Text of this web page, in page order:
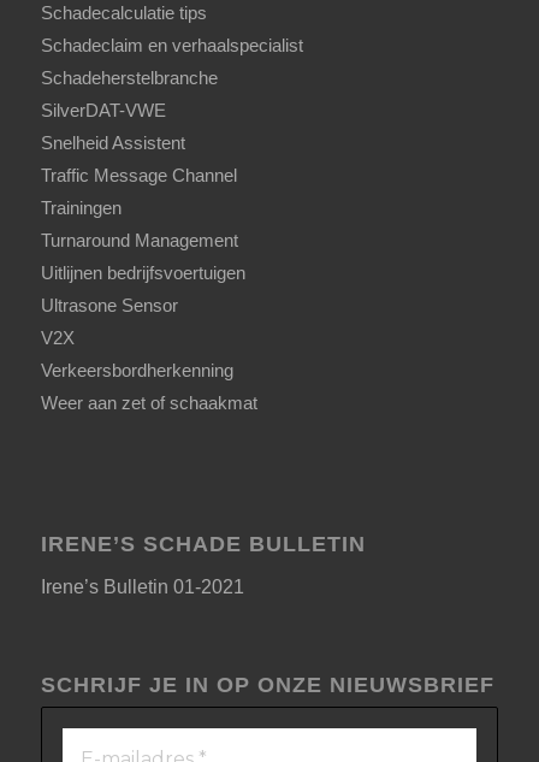
Schadecalculatie tips
Schadeclaim en verhaalspecialist
Schadeherstelbranche
SilverDAT-VWE
Snelheid Assistent
Traffic Message Channel
Trainingen
Turnaround Management
Uitlijnen bedrijfsvoertuigen
Ultrasone Sensor
V2X
Verkeersbordherkenning
Weer aan zet of schaakmat
IRENE’S SCHADE BULLETIN
Irene’s Bulletin 01-2021
SCHRIJF JE IN OP ONZE NIEUWSBRIEF